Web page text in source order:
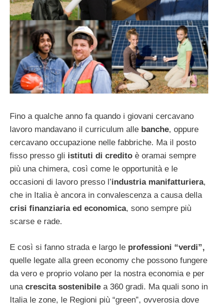
Fino a qualche anno fa quando i giovani cercavano
lavoro mandavano il curriculum alle banche, oppure
cercavano occupazione nelle fabbriche. Ma il posto
fisso presso gli istituti di credito è oramai sempre
più una chimera, così come le opportunità e le
occasioni di lavoro presso l’industria manifatturiera,
che in Italia è ancora in convalescenza a causa della
crisi finanziaria ed economica, sono sempre più
scarse e rade.
E così si fanno strada e largo le professioni “verdi”,
quelle legate alla green economy che possono fungere
da vero e proprio volano per la nostra economia e per
una crescita sostenibile a 360 gradi. Ma quali sono in
Italia le zone, le Regioni più “green”, ovverosia dove